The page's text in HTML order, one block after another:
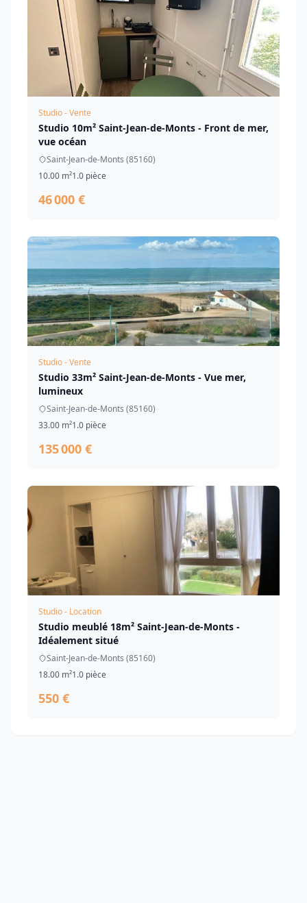
Studio - Vente
Studio 10m² Saint-Jean-de-Monts - Front de mer,
vue océan
Saint-Jean-de-Monts (85160)
10.00 m²1.0 pièce
46 000 €
Studio - Vente
Studio 33m² Saint-Jean-de-Monts - Vue mer,
lumineux
Saint-Jean-de-Monts (85160)
33.00 m²1.0 pièce
135 000 €
Studio - Location
Studio meublé 18m² Saint-Jean-de-Monts -
Idéalement situé
Saint-Jean-de-Monts (85160)
18.00 m²1.0 pièce
550 €